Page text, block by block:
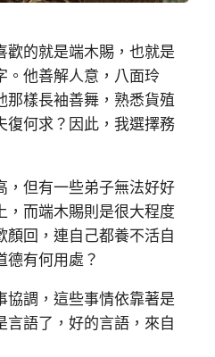
歡的就是端木賜，也就是
。他善解人意，八面玲
那樣長袖善舞，熟悉貨殖
復何求？因此，我選擇務
，但有一些弟子無法好好
，而端木賜則是很大程度
顏回，連自己都養不活自
德有何用處？
協調，這些事情依靠著是
言語了，好的言語，來自